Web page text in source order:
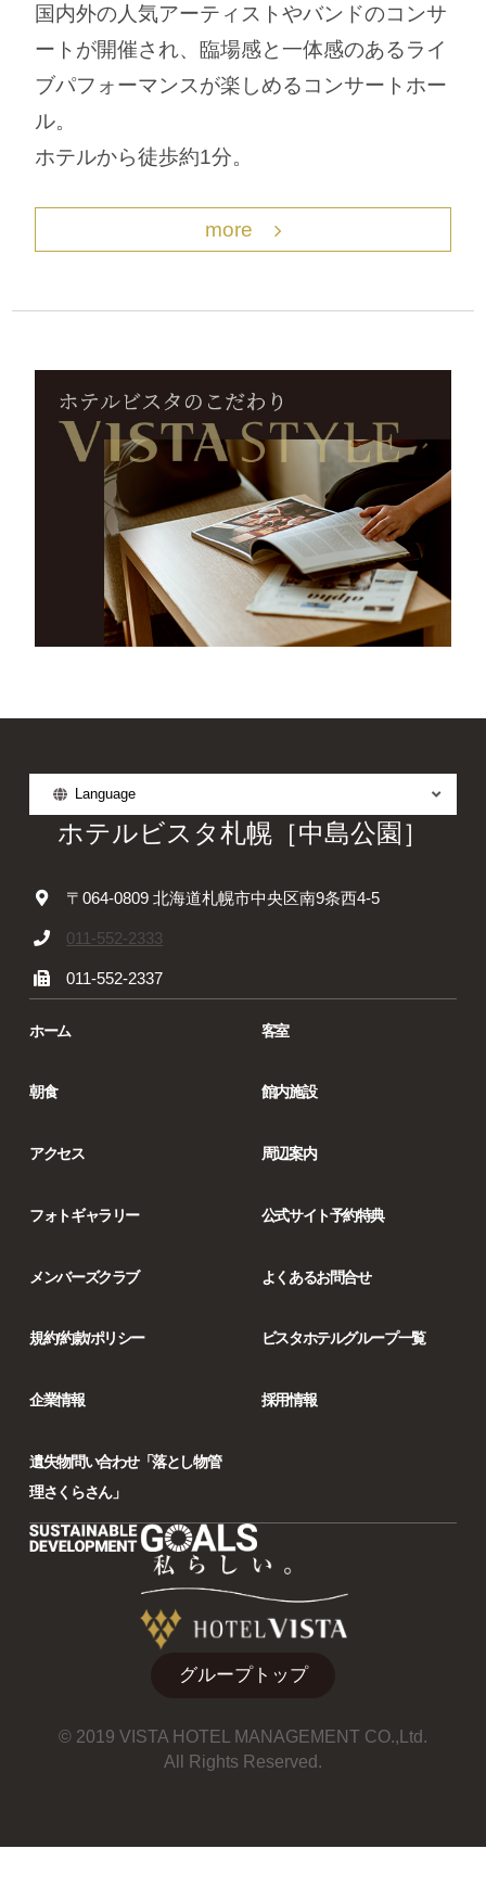
国内外の人気アーティストやバンドのコンサ
ートが開催され、臨場感と一体感のあるライ
ブパフォーマンスが楽しめるコンサートホー
ル。
ホテルから徒歩約1分。
more
Language
ホテルビスタ札幌［中島公園］
〒064-0809 北海道札幌市中央区南9条西4-5
011-552-2333
011-552-2337
ホーム 客室
朝食 館内施設
アクセス 周辺案内
フォトギャラリー 公式サイト予約特典
メンバーズクラブ よくあるお問合せ
規約/約款/ポリシー ビスタホテルグループ一覧
企業情報 採用情報
遺失物問い合わせ「落とし物管
理さくらさん」
グループトップ
© 2019 VISTA HOTEL MANAGEMENT CO.,Ltd.
All Rights Reserved.